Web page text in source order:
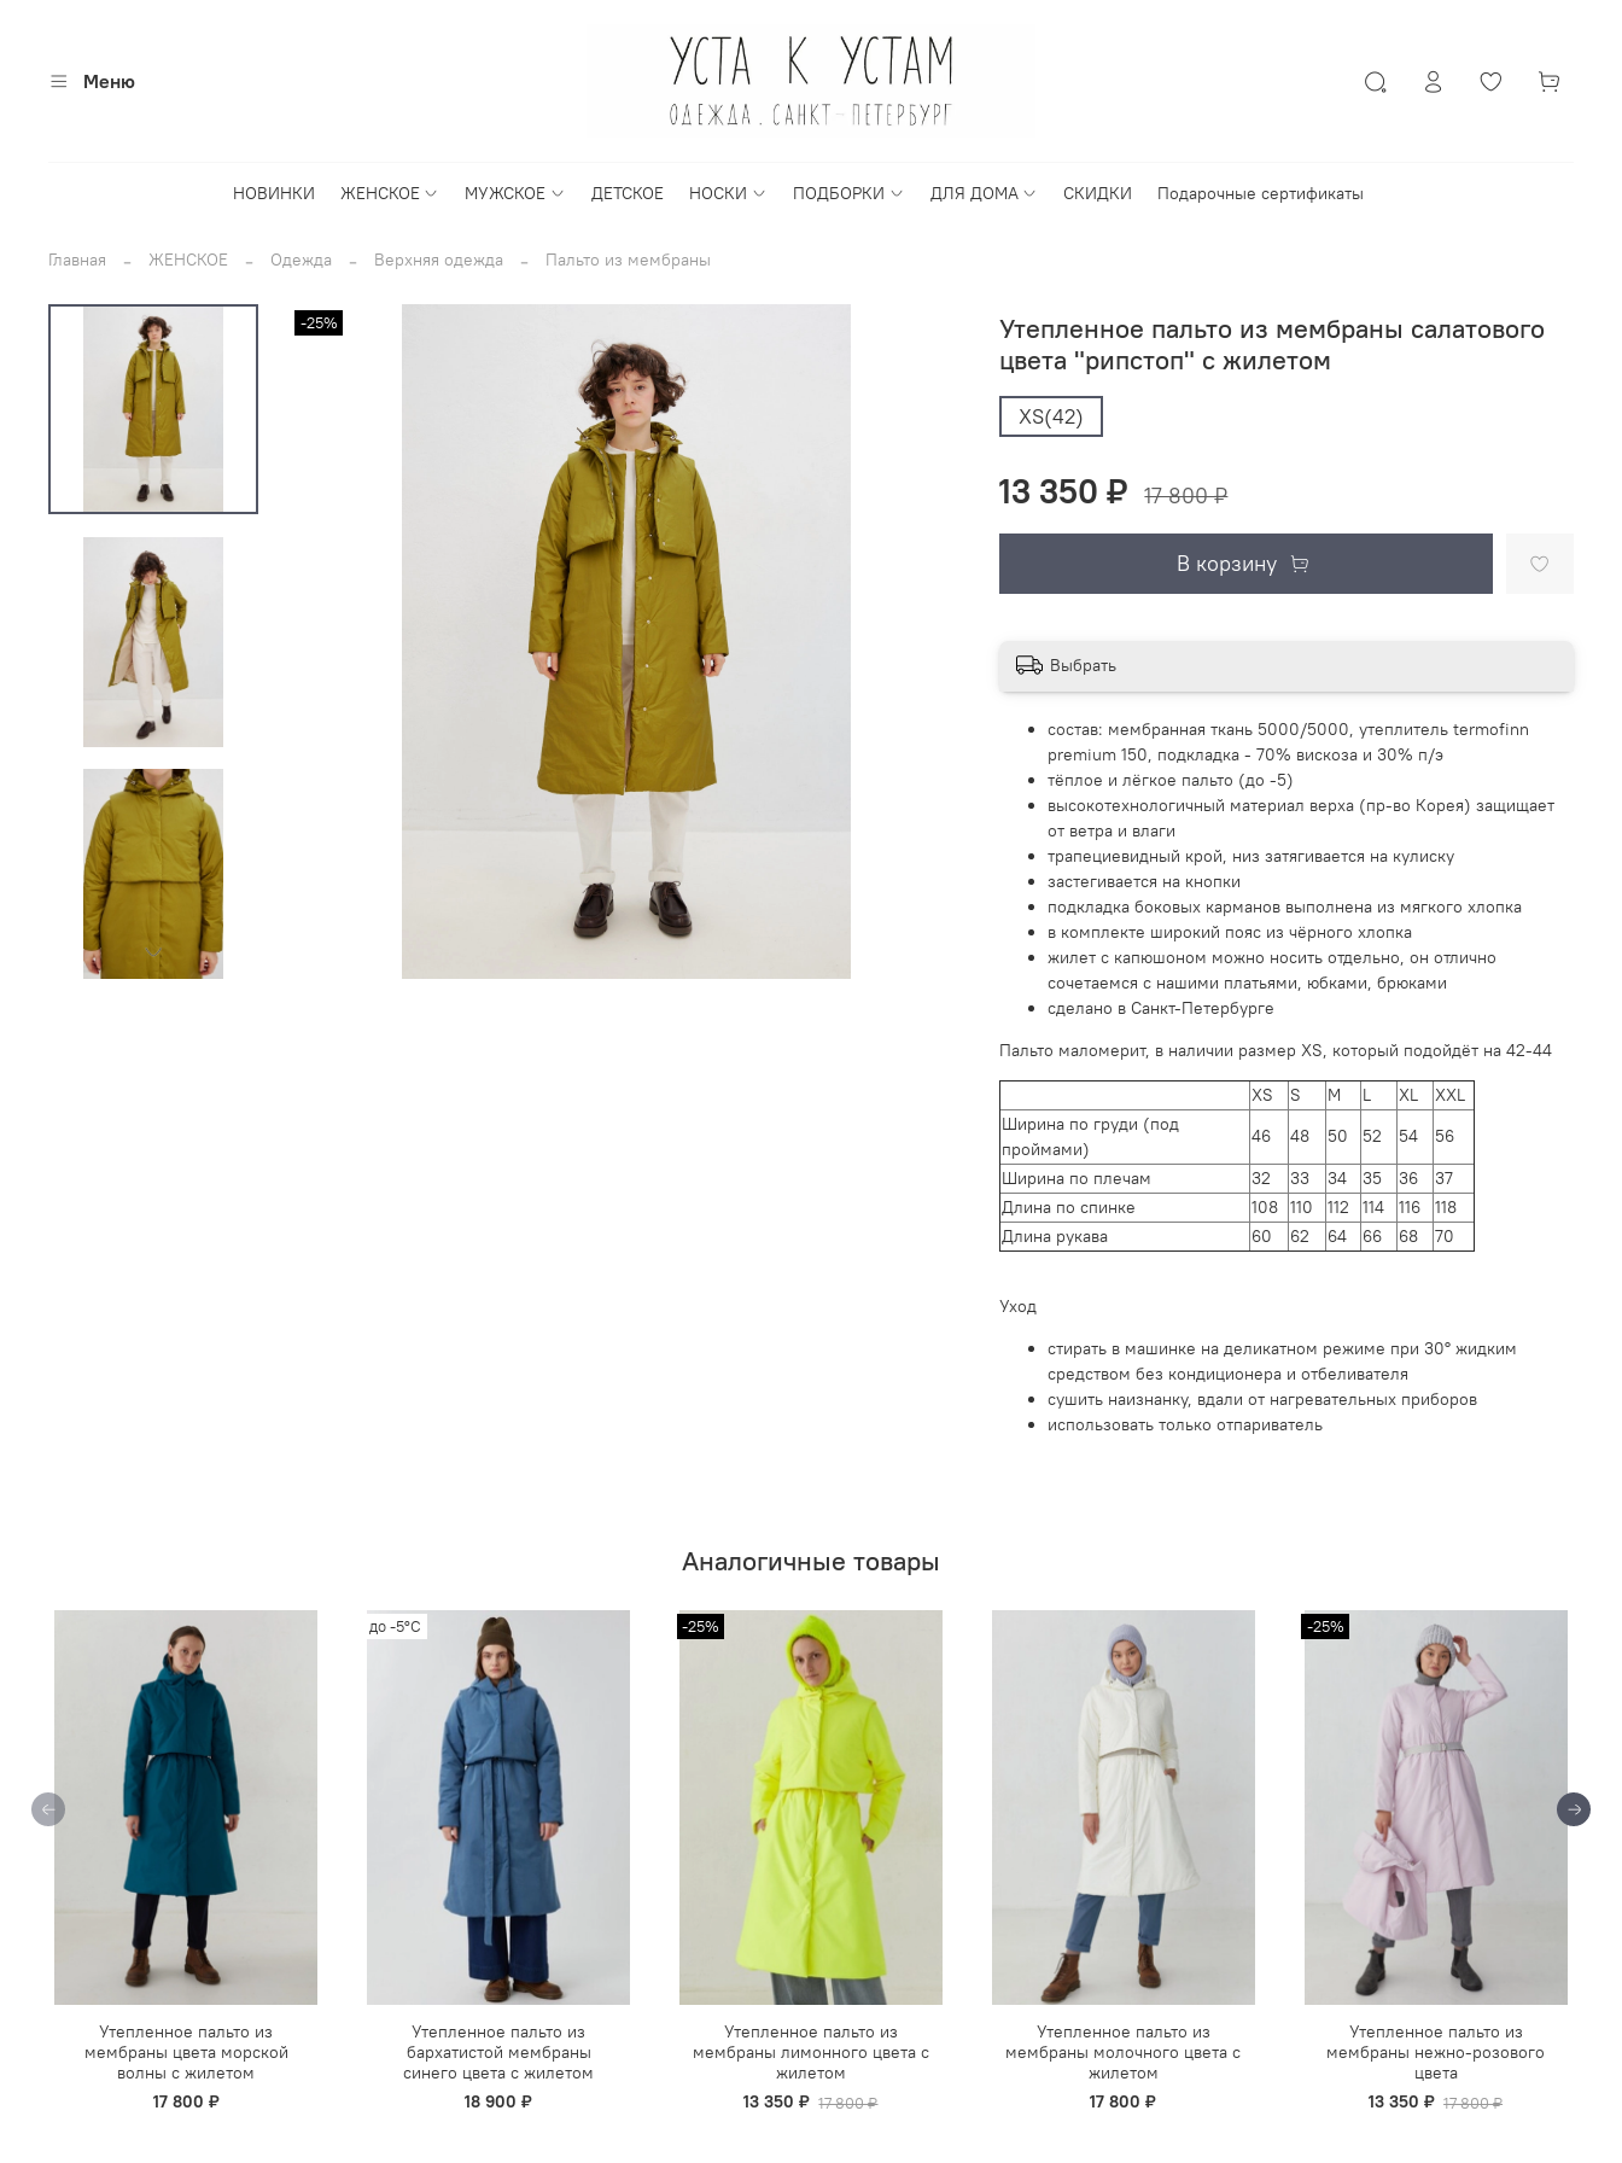
Меню
НОВИНКИ ЖЕНСКОЕ МУЖСКОЕ ДЕТСКОЕ НОСКИ ПОДБОРКИ ДЛЯ ДОМА СКИДКИ Подарочные сертификаты
Главная ЖЕНСКОЕ Одежда Верхняя одежда Пальто из мембраны
-25%
Утепленное пальто из мембраны салатового
цвета "рипстоп" с жилетом
XS(42)
13 350 ₽ 17 800 ₽
В корзину
Выбрать
состав: мембранная ткань 5000/5000, утеплитель termofinn
premium 150, подкладка - 70% вискоза и 30% п/э
тёплое и лёгкое пальто (до -5)
высокотехнологичный материал верха (пр-во Корея) защищает
от ветра и влаги
трапециевидный крой, низ затягивается на кулиску
застегивается на кнопки
подкладка боковых карманов выполнена из мягкого хлопка
в комплекте широкий пояс из чёрного хлопка
жилет с капюшоном можно носить отдельно, он отлично
сочетаемся с нашими платьями, юбками, брюками
сделано в Санкт-Петербурге
Пальто маломерит, в наличии размер XS, который подойдёт на 42-44
XS S M L XL
XXL
Ширина по груди (под
проймами)
46 48 50 52 54
56
Ширина по плечам
32 33 34 35 36
37
Длина по спинке
108 110 112 114 116
118
Длина рукава
60 62 64 66 68 70
Уход
стирать в машинке на деликатном режиме при 30° жидким
средством без кондиционера и отбеливателя
сушить наизнанку, вдали от нагревательных приборов
использовать только отпариватель
Аналогичные товары
Утепленное пальто из
мембраны цвета морской
волны с жилетом
17 800 ₽
до -5°C
Утепленное пальто из
бархатистой мембраны
синего цвета с жилетом
18 900 ₽
-25%
Утепленное пальто из
мембраны лимонного цвета с
жилетом
13 350 ₽ 17 800 ₽
Утепленное пальто из
мембраны молочного цвета с
жилетом
17 800 ₽
-25%
Утепленное пальто из
мембраны нежно-розового
цвета
13 350 ₽ 17 800 ₽